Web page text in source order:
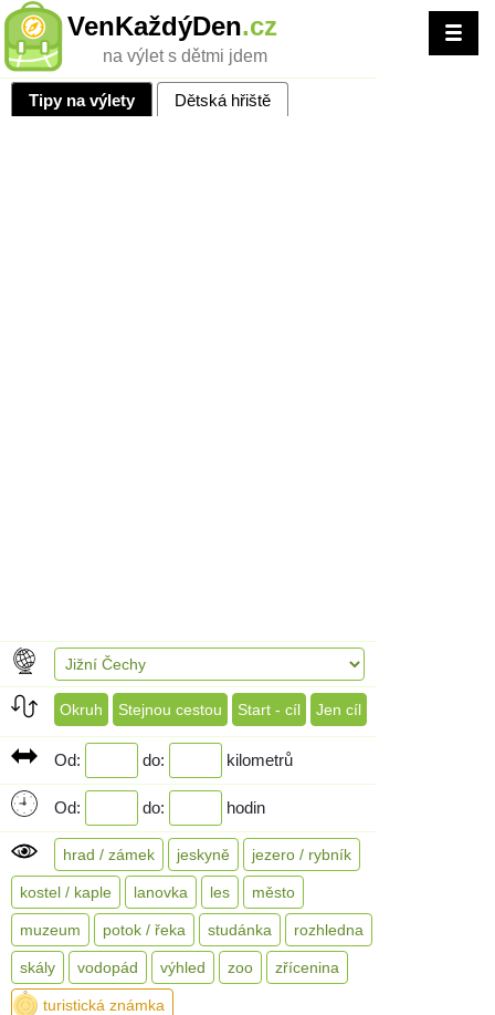
VenKaždýDen.cz
na výlet s dětmi jdem
Tipy na výlety Dětská hřiště
Okruh Stejnou cestou Start - cíl Jen cíl
Od: do: kilometrů
Od: do: hodin
hrad / zámek jeskyně jezero / rybník
kostel / kaple lanovka les město
muzeum potok / řeka studánka rozhledna
skály vodopád výhled zoo zřícenina
turistická známka